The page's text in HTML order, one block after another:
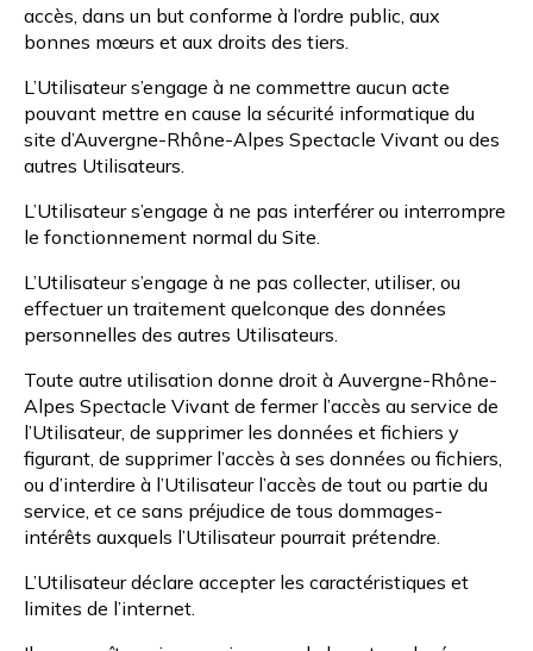
accès, dans un but conforme à l’ordre public, aux
bonnes mœurs et aux droits des tiers.
L’Utilisateur s’engage à ne commettre aucun acte
pouvant mettre en cause la sécurité informatique du
site d’Auvergne-Rhône-Alpes Spectacle Vivant ou des
autres Utilisateurs.
L’Utilisateur s’engage à ne pas interférer ou interrompre
le fonctionnement normal du Site.
L’Utilisateur s’engage à ne pas collecter, utiliser, ou
effectuer un traitement quelconque des données
personnelles des autres Utilisateurs.
Toute autre utilisation donne droit à Auvergne-Rhône-
Alpes Spectacle Vivant de fermer l’accès au service de
l’Utilisateur, de supprimer les données et fichiers y
figurant, de supprimer l’accès à ses données ou fichiers,
ou d’interdire à l’Utilisateur l’accès de tout ou partie du
service, et ce sans préjudice de tous dommages-
intérêts auxquels l’Utilisateur pourrait prétendre.
L’Utilisateur déclare accepter les caractéristiques et
limites de l’internet.